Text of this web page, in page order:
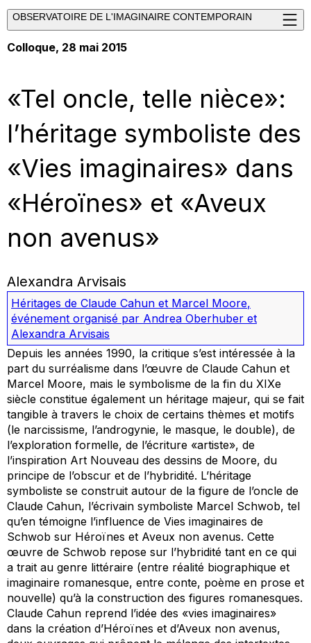
OBSERVATOIRE DE L'IMAGINAIRE CONTEMPORAIN
Colloque, 28 mai 2015
«Tel oncle, telle nièce»:
l’héritage symboliste des
«Vies imaginaires» dans
«Héroïnes» et «Aveux
non avenus»
Alexandra Arvisais
Héritages de Claude Cahun et Marcel Moore,
événement organisé par Andrea Oberhuber et
Alexandra Arvisais
Depuis les années 1990, la critique s’est intéressée à la
part du surréalisme dans l’œuvre de Claude Cahun et
Marcel Moore, mais le symbolisme de la fin du XIXe
siècle constitue également un héritage majeur, qui se fait
tangible à travers le choix de certains thèmes et motifs
(le narcissisme, l’androgynie, le masque, le double), de
l’exploration formelle, de l’écriture «artiste», de
l’inspiration Art Nouveau des dessins de Moore, du
principe de l’obscur et de l’hybridité. L’héritage
symboliste se construit autour de la figure de l’oncle de
Claude Cahun, l’écrivain symboliste Marcel Schwob, tel
qu’en témoigne l’influence de Vies imaginaires de
Schwob sur Héroïnes et Aveux non avenus. Cette
œuvre de Schwob repose sur l’hybridité tant en ce qui
a trait au genre littéraire (entre réalité biographique et
imaginaire romanesque, entre conte, poème en prose et
nouvelle) qu’à la construction des figures romanesques.
Claude Cahun reprend l’idée des «vies imaginaires»
dans la création d’Héroïnes et d’Aveux non avenus,